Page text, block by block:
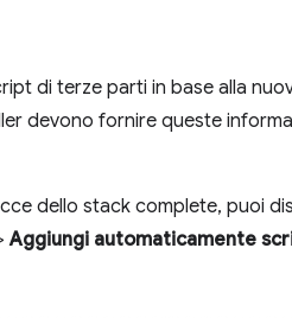
di terze parti in base alla
devono fornire queste
dello stack complete, puoi
Aggiungi automaticamente